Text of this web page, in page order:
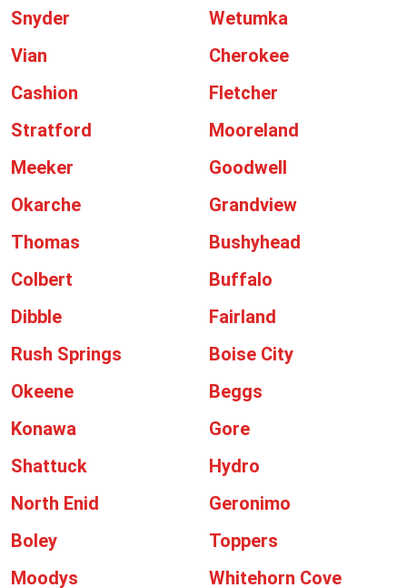
Snyder
Wetumka
Vian
Cherokee
Cashion
Fletcher
Stratford
Mooreland
Meeker
Goodwell
Okarche
Grandview
Thomas
Bushyhead
Colbert
Buffalo
Dibble
Fairland
Rush Springs
Boise City
Okeene
Beggs
Konawa
Gore
Shattuck
Hydro
North Enid
Geronimo
Boley
Toppers
Moodys
Whitehorn Cove